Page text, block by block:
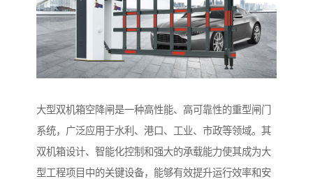
大型双机箱空降闸是一种高性能、高可靠性的重型闸门
系统，广泛应用于水利、港口、工业、市政等领域。其
双机箱设计、智能化控制和强大的承载能力使其成为大
型工程项目中的关键设备，能够有效提升运行效率和安